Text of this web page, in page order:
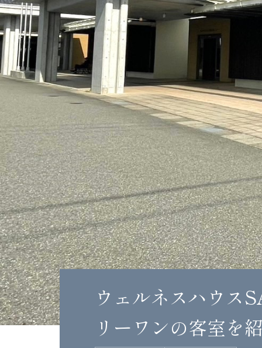
ウェルネスハウス
リーワンの客室を